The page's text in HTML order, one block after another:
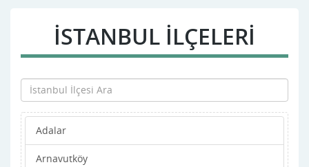
İSTANBUL İLÇELERİ
Adalar
Arnavutköy